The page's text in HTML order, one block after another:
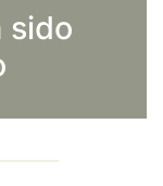
sido